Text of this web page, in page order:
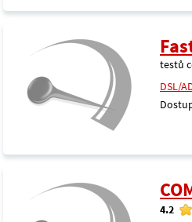
testů
DSL/
4.2